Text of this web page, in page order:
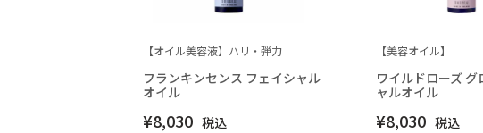
【オイル美容液】ハリ・弾力
フランキンセンス フェイシャル
オイル
¥8,030 税込
【美容オイル】
ワイルドローズ グ
ャルオイル
¥8,030 税込